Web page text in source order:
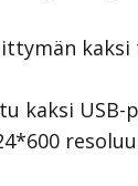
kaksi
kaksi